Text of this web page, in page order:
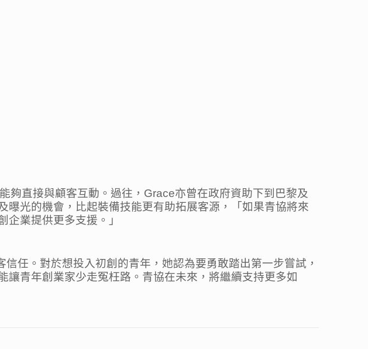
夠直接與顧客互動。過往，Grace亦曾在政府資助下到巴黎及
曝光的機會，比起裝備技能更有助拓展客源，「如果青協將來
業提供更多支援。」
任。對於想投入初創的青年，她認為要勇敢踏出第一步嘗試，
青年創業家少走冤枉路。青協在未來，將繼續支持更多如